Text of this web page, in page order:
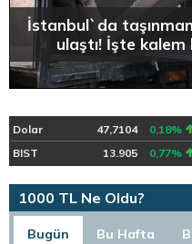
İstanbul`da
ulaştı! İşte
Dolar 47,7104 0,18%
BIST
13.905 0,77%
1000 TL Ne Oldu?
Bugün Bu Hafta